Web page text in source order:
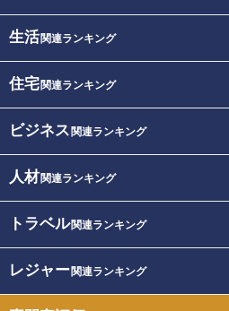
生活関連ランキング
住宅関連ランキング
ビジネス 関連ランキング
人材関連ランキング
トラベル関連ランキング
レジャー関連ランキング